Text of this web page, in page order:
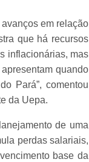
em relação
que há recursos
inflacionárias, mas
quando
Pará”, comentou
da Uepa.
de uma
perdas salariais,
base da